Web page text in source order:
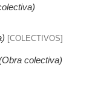
[COLECTIVOS]
colectiva)